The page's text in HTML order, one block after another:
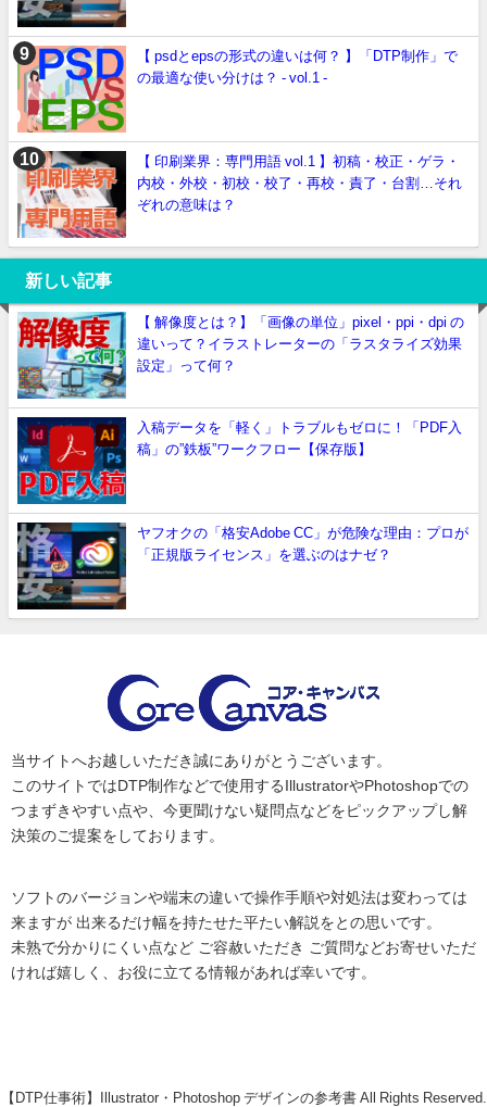
【 psdとepsの形式の違いは何？ 】「DTP制作」で
の最適な使い分けは？ - vol.1 -
【 印刷業界：専門用語 vol.1 】初稿・校正・ゲラ・
内校・外校・初校・校了・再校・責了・台割…それ
ぞれの意味は？
新しい記事
【 解像度とは？】「画像の単位」pixel・ppi・dpi の
違いって？イラストレーターの「ラスタライズ効果
設定」って何？
入稿データを「軽く」トラブルもゼロに！「PDF入
稿」の”鉄板”ワークフロー【保存版】
ヤフオクの「格安Adobe CC」が危険な理由：プロが
「正規版ライセンス」を選ぶのはナゼ？
当サイトへお越しいただき誠にありがとうございます。
このサイトではDTP制作などで使用するIllustratorやPhotoshopでの
つまずきやすい点や、今更聞けない疑問点などをピックアップし解
決策のご提案をしております。
ソフトのバージョンや端末の違いで操作手順や対処法は変わっては
来ますが 出来るだけ幅を持たせた平たい解説をとの思いです。
未熟で分かりにくい点など ご容赦いただき ご質問などお寄せいただ
ければ嬉しく、お役に立てる情報があれば幸いです。
【DTP仕事術】Illustrator・Photoshop デザインの参考書 All Rights Reserved.